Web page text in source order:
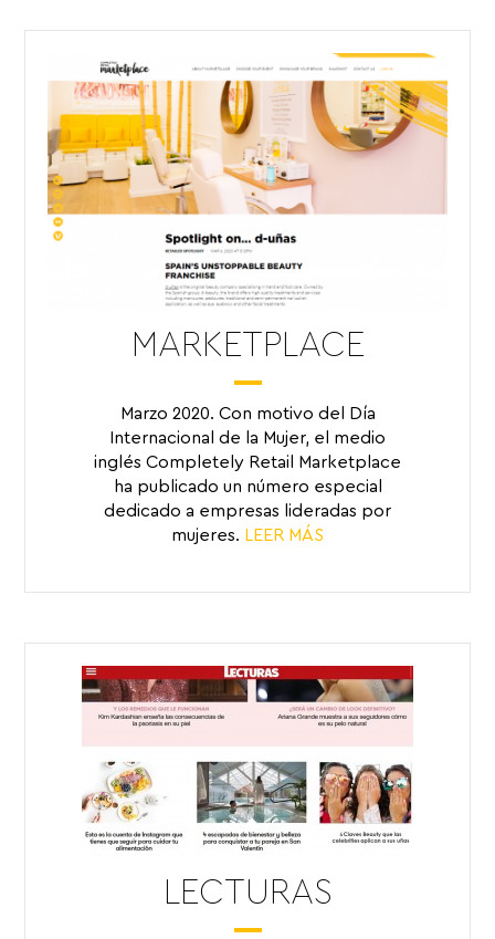
MARKETPLACE
Marzo 2020. Con motivo del Día
Internacional de la Mujer, el medio
inglés Completely Retail Marketplace
ha publicado un número especial
dedicado a empresas lideradas por
mujeres. LEER MÁS
LECTURAS